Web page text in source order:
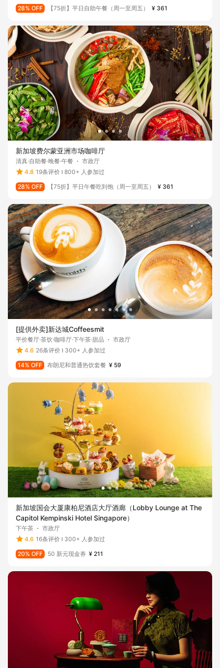
28% OFF
【75折】平日自助午餐（周一至周五） ¥ 361
新加坡费尔蒙亚洲市场咖啡厅
清真·自助餐·晚餐·午餐
市政厅
4.8 19条评价
800+ 人参加过
28% OFF
【75折】平日午餐吃到饱（周一至周五） ¥ 361
[提供外卖]新达城Coffeesmit
平价餐厅·茶饮·咖啡厅·下午茶·甜品
市政厅
4.6 26条评价
300+ 人参加过
14% OFF
布朗尼和普通热饮套餐 ¥ 59
新加坡国会大厦康柏尼酒店大厅酒廊（Lobby Lounge at The
Capitol Kempinski Hotel Singapore）
下午茶
市政厅
4.6 16条评价
300+ 人参加过
20% OFF
50 新元现金券 ¥ 211